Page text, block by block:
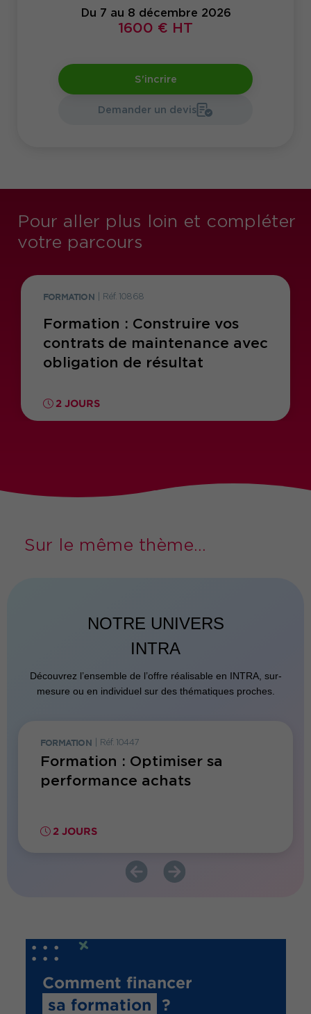
Du 7 au 8 décembre 2026
1600 € HT
S'incrire
Demander un devis
Pour aller plus loin et compléter
votre parcours
FORMATION Réf. 10868
Formation : Construire vos
contrats de maintenance avec
obligation de résultat
2 JOURS
Sur le même thème...
NOTRE UNIVERS
INTRA
Découvrez l’ensemble de l’offre réalisable en INTRA, sur-
mesure ou en individuel sur des thématiques proches.
FORMATION Réf. 10447
Formation : Optimiser sa
performance achats
2 JOURS
Comment financer
sa formation
?